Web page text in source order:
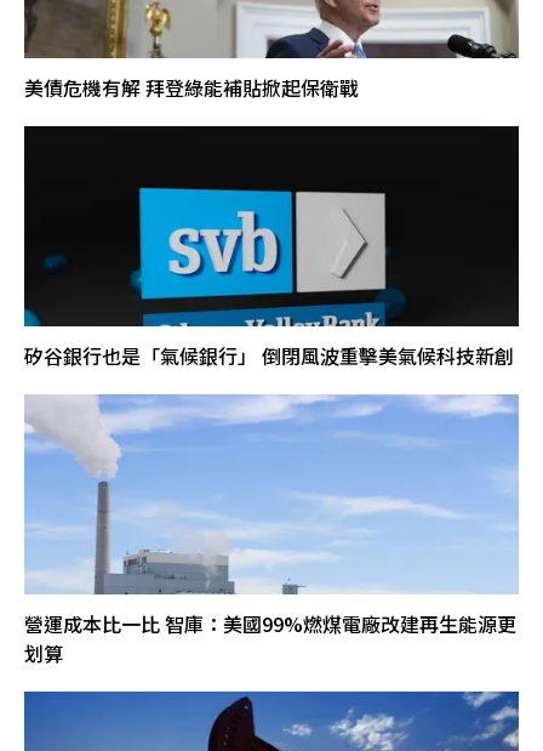
美債危機有解 拜登綠能補貼掀起保衛戰
矽谷銀行也是「氣候銀行」 倒閉風波重擊美氣候科技新創
營運成本比一比 智庫：美國99%燃煤電廠改建再生能源更
划算